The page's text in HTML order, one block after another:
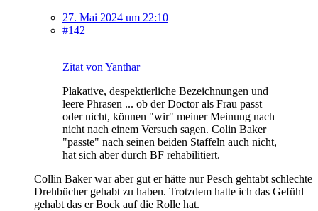
27. Mai 2024 um 22:10
#142
Zitat von Yanthar
Plakative, despektierliche Bezeichnungen und
leere Phrasen ... ob der Doctor als Frau passt
oder nicht, können "wir" meiner Meinung nach
nicht nach einem Versuch sagen. Colin Baker
"passte" nach seinen beiden Staffeln auch nicht,
hat sich aber durch BF rehabilitiert.
Collin Baker war aber gut er hätte nur Pesch gehtabt schlechte
Drehbücher gehabt zu haben. Trotzdem hatte ich das Gefühl
gehabt das er Bock auf die Rolle hat.